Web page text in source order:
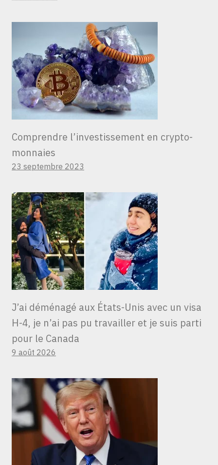
Comprendre l’investissement en crypto-
monnaies
23 septembre 2023
J’ai déménagé aux États-Unis avec un visa
H-4, je n’ai pas pu travailler et je suis parti
pour le Canada
9 août 2026